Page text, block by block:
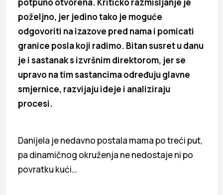
poželjno, jer jedino tako je moguće
odgovoriti na izazove pred nama i pomicati
granice posla koji radimo. Bitan susret u danu
je i sastanak s izvršnim direktorom, jer se
upravo na tim sastancima određuju glavne
smjernice, razvijaju ideje i analiziraju
procesi.
Danijela je nedavno postala mama po treći put,
pa dinamičnog okruženja ne nedostaje ni po
povratku kući…